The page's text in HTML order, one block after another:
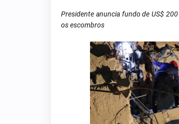
Presidente anuncia fundo de US$
os escombros